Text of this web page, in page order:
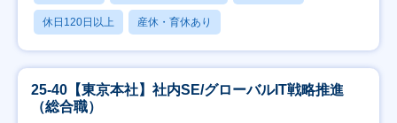
休日120日以上 産休・育休あり
25-40【東京本社】社内SE/グローバルIT戦略推進
（総合職）